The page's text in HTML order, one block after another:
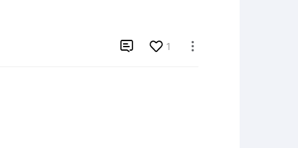
 1 